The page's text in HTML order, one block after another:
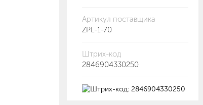
Артикул поставщика
ZPL-1-70
Штрих-код
2846904330250